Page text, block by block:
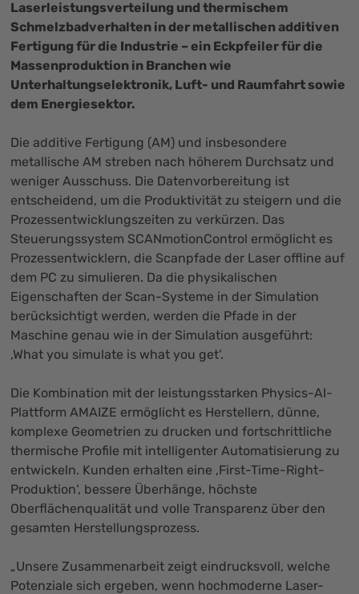
Laserleistungsverteilung und thermischem
Schmelzbadverhalten in der metallischen additiven
Fertigung für die Industrie – ein Eckpfeiler für die
Massenproduktion in Branchen wie
Unterhaltungselektronik, Luft- und Raumfahrt sowie
dem Energiesektor.
Die additive Fertigung (AM) und insbesondere
metallische AM streben nach höherem Durchsatz und
weniger Ausschuss. Die Datenvorbereitung ist
entscheidend, um die Produktivität zu steigern und die
Prozessentwicklungszeiten zu verkürzen. Das
Steuerungssystem SCANmotionControl ermöglicht es
Prozessentwicklern, die Scanpfade der Laser offline auf
dem PC zu simulieren. Da die physikalischen
Eigenschaften der Scan-Systeme in der Simulation
berücksichtigt werden, werden die Pfade in der
Maschine genau wie in der Simulation ausgeführt:
‚What you simulate is what you get‘.
Die Kombination mit der leistungsstarken Physics-AI-
Plattform AMAIZE ermöglicht es Herstellern, dünne,
komplexe Geometrien zu drucken und fortschrittliche
thermische Profile mit intelligenter Automatisierung zu
entwickeln. Kunden erhalten eine ‚First-Time-Right-
Produktion‘, bessere Überhänge, höchste
Oberflächenqualität und volle Transparenz über den
gesamten Herstellungsprozess.
„Unsere Zusammenarbeit zeigt eindrucksvoll, welche
Potenziale sich ergeben, wenn hochmoderne Laser-